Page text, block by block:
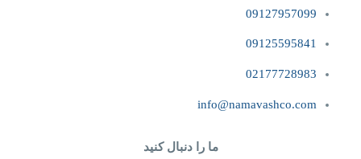
09127957099
09125595841
02177728983
info@namavashco.com
ما را دنبال کنید